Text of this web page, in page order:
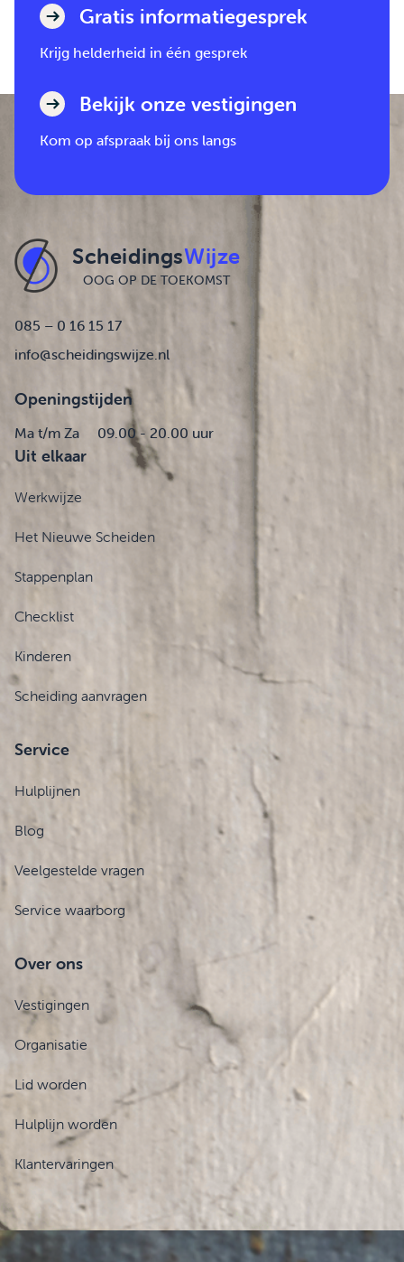
Gratis informatiegesprek
Krijg helderheid in één gesprek
Bekijk onze vestigingen
Kom op afspraak bij ons langs
ScheidingsWijze
OOG OP DE TOEKOMST
085 – 0 16 15 17
info@scheidingswijze.nl
Openingstijden
Ma t/m Za 09.00 - 20.00 uur
Uit elkaar
Werkwijze
Het Nieuwe Scheiden
Stappenplan
Checklist
Kinderen
Scheiding aanvragen
Service
Hulplijnen
Blog
Veelgestelde vragen
Service waarborg
Over ons
Vestigingen
Organisatie
Lid worden
Hulplijn worden
Klantervaringen